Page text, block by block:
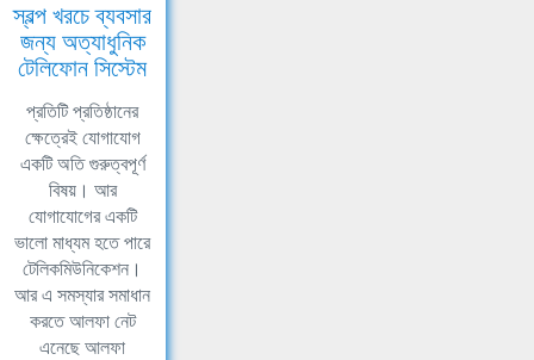
স্বল্প খরচে ব্যবসার
জন্য অত্যাধুনিক
টেলিফোন সিস্টেম
প্রতিটি প্রতিষ্ঠানের
ক্ষেত্রেই যোগাযোগ
একটি অতি গুরুত্বপূর্ণ
বিষয়। আর
যোগাযোগের একটি
ভালো মাধ্যম হতে পারে
টেলিকমিউনিকেশন।
আর এ সমস্যার সমাধান
করতে আলফা নেট
এনেছে আলফা